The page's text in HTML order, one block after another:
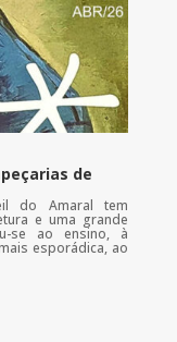
de
do Amaral tem
e uma grande
se ao ensino, à
esporádica, ao